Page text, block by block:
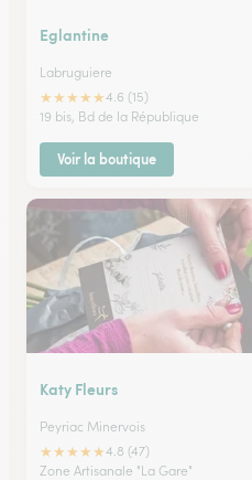
Eglantine
Labruguiere
★★★★★4.6 (15)
19 bis, Bd de la République
Voir la boutique
Katy Fleurs
Peyriac Minervois
★★★★★4.8 (47)
Zone Artisanale "La Gare"